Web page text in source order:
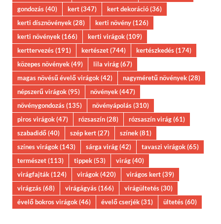
gondozás(40) kert(347) kert dekoráció(36)
kerti dísznövények(28) kerti növény(126)
kerti növények(166) kerti virágok(109)
kerttervezés(191) kertészet(744) kertészkedés(174)
közepes növények(49) lila virág(67)
magas növésű évelő virágok(42) nagyméretű növények(28)
népszerű virágok(95) növények(447)
növénygondozás(135) növényápolás(310)
piros virágok(47) rózsaszín(28) rózsaszín virág(61)
szabadidő(40) szép kert(27) színek(81)
színes virágok(143) sárga virág(42) tavaszi virágok(65)
természet(113) tippek(53) virág(40)
virágfajták(124) virágok(420) virágos kert(39)
virágzás(68) virágágyás(166) virágültetés(30)
évelő bokros virágok(46) évelő cserjék(31) ültetés(60)